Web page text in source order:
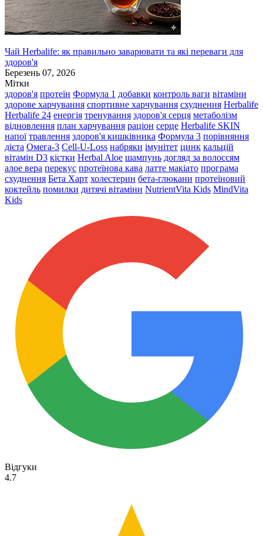
Чай Herbalife: як правильно заварювати та які переваги для
здоров'я
Березень 07, 2026
Мітки
здоров'я протеїн Формула 1 добавки контроль ваги вітаміни
здорове харчування спортивне харчування схуднення Herbalife
Herbalife 24 енергія тренування здоров'я серця метаболізм
відновлення план харчування раціон серце Herbalife SKIN
напої травлення здоров'я кишківника Формула 3 порівняння
дієта Омега-3 Cell-U-Loss набряки імунітет цинк кальцій
вітамін D3 кістки Herbal Aloe шампунь догляд за волоссям
алое вера перекус протеїнова кава латте макіато програма
схуднення Бета Харт холестерин бета-глюкани протеїновий
коктейль помилки дитячі вітаміни NutrientVita Kids MindVita
Kids
Відгуки
4.7